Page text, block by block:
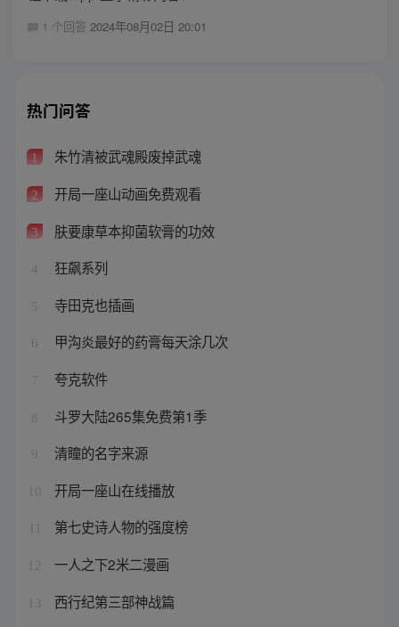
1 个回答 2024年08月02日 20:01
热门问答
1 朱竹清被武魂殿废掉武魂
2 开局一座山动画免费观看
3 肤要康草本抑菌软膏的功效
4 狂飙系列
5 寺田克也插画
6 甲沟炎最好的药膏每天涂几次
7 夸克软件
8 斗罗大陆265集免费第1季
9 清瞳的名字来源
10 开局一座山在线播放
第七史诗人物的强度榜
12 一人之下2米二漫画
13 西行纪第三部神战篇